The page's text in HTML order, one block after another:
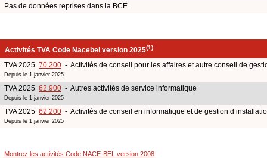
Pas de données reprises dans la BCE.
Activités TVA Code Nacebel version 2025(1)
TVA 2025 70.200 - Activités de conseil pour les affaires et autre conseil de
Depuis le 1 janvier 2025
TVA 2025 62.900 - Autres activités de service informatique
Depuis le 1 janvier 2025
TVA 2025 62.200 - Activités de conseil en informatique et de gestion
Depuis le 1 janvier 2025
Montrez les activités Code NACE-BEL version 2008